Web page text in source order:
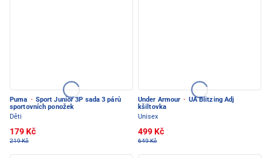
Puma · Sport Junior 3P sada 3 párů
sportovních ponožek
Děti
179 Kč
219 Kč
Under Armour · UA Blitzing Adj
kšiltovka
Unisex
499 Kč
649 Kč